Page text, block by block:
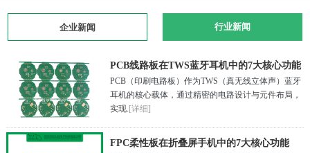
企业新闻 行业新闻
PCB线路板在TWS蓝牙耳机中的7大核心功能
PCB（印刷电路板）作为TWS（真无线立体声）蓝牙
耳机的核心载体，通过精密的电路设计与元件布局，
实现. [详细]
FPC柔性板在折叠屏手机中的7大核心功能